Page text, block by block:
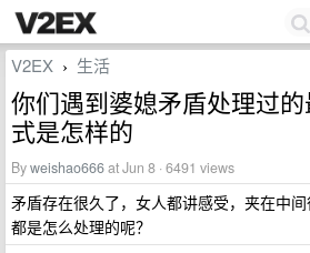
V2EX › 生活
你们遇到婆媳矛盾处理过
式是怎样的
Byweishao666at Jun 8 · 6491 views
矛盾存在很久了，女人都讲感受，夹在中
都是怎么处理的呢？